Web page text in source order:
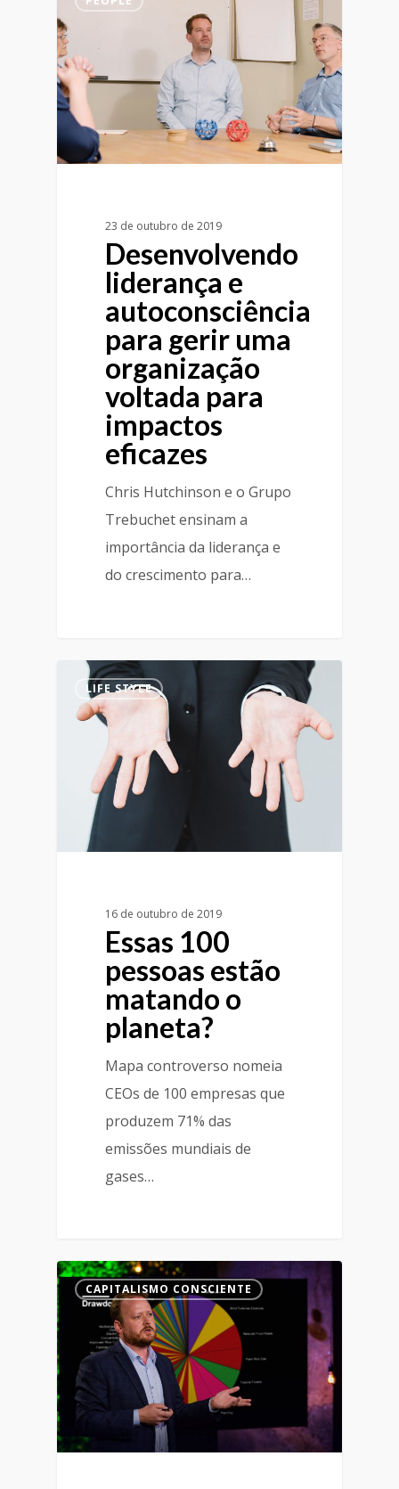
23 de outubro de 2019
Desenvolvendo
liderança e
autoconsciência
para gerir uma
organização
voltada para
impactos
eficazes
Chris Hutchinson e o Grupo
Trebuchet ensinam a
importância da liderança e
do crescimento para…
LIFE STYLE
16 de outubro de 2019
Essas 100
pessoas estão
matando o
planeta?
Mapa controverso nomeia
CEOs de 100 empresas que
produzem 71% das
emissões mundiais de
gases…
CAPITALISMO CONSCIENTE